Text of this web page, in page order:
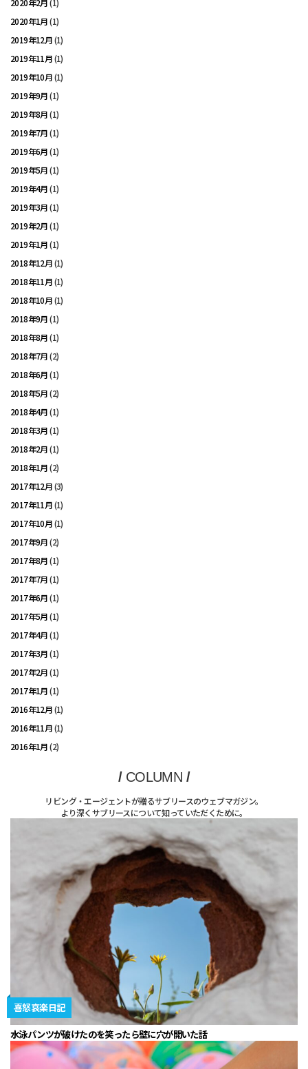
2020年2月 (1)
2020年1月(1)
2019年12月(1)
2019年11月(1)
2019年10月(1)
2019年9月(1)
2019年8月(1)
2019年7月(1)
2019年6月(1)
2019年5月(1)
2019年4月(1)
2019年3月(1)
2019年2月(1)
2019年1月(1)
2018年12月(1)
2018年11月(1)
2018年10月(1)
2018年9月(1)
2018年8月(1)
2018年7月(2)
2018年6月(1)
2018年5月(2)
2018年4月(1)
2018年3月(1)
2018年2月(1)
2018年1月(2)
2017年12月(3)
2017年11月(1)
2017年10月(1)
2017年9月(2)
2017年8月(1)
2017年7月(1)
2017年6月(1)
2017年5月(1)
2017年4月(1)
2017年3月(1)
2017年2月(1)
2017年1月(1)
2016年12月(1)
2016年11月(1)
2016年1月(2)
/ COLUMN /
リビング・エージェントが贈るサブリースのウェブマガジン。
より深くサブリースについて知っていただくために。
喜怒哀楽日記
水泳パンツが破けたのを笑ったら壁に穴が開いた話